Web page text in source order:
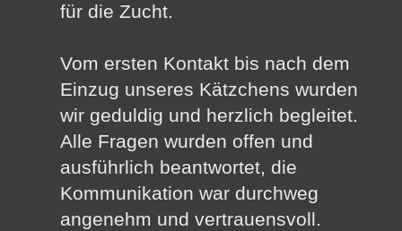
für die Zucht.
Vom ersten Kontakt bis nach dem
Einzug unseres Kätzchens wurden
wir geduldig und herzlich begleitet.
Alle Fragen wurden offen und
ausführlich beantwortet, die
Kommunikation war durchweg
angenehm und vertrauensvoll.